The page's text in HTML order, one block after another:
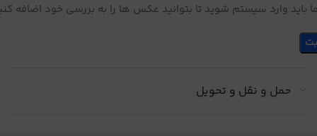
باید وارد سیستم شوید تا بتوانید عکس ها را به بررسی خود اضافه
حمل و نقل و تحویل